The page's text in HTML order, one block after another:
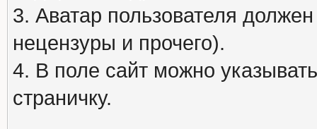
3. Аватар пользователя
нецензуры и прочего).
4. В поле сайт можно
страничку.